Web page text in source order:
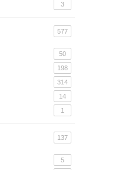
3
577
50
198
314
14
1
137
5